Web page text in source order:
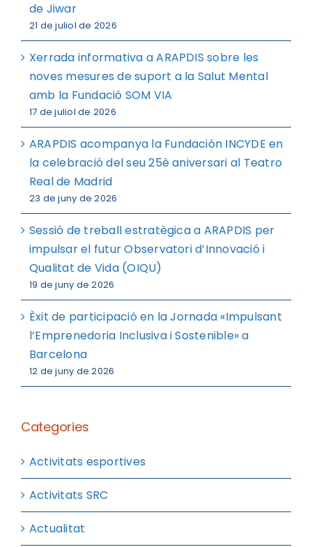
de Jiwar
21 de juliol de 2026
Xerrada informativa a ARAPDIS sobre les
noves mesures de suport a la Salut Mental
amb la Fundació SOM VIA
17 de juliol de 2026
ARAPDIS acompanya la Fundación INCYDE en
la celebració del seu 25è aniversari al Teatro
Real de Madrid
23 de juny de 2026
Sessió de treball estratègica a ARAPDIS per
impulsar el futur Observatori d’Innovació i
Qualitat de Vida (OIQU)
19 de juny de 2026
Èxit de participació en la Jornada «Impulsant
l’Emprenedoria Inclusiva i Sostenible» a
Barcelona
12 de juny de 2026
Categories
Activitats esportives
Activitats SRC
Actualitat